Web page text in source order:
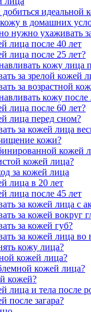
добиться идеальной
в домашних
нужно ухаживать
лица после 40 лет
лица после 25 лет?
кожу лица
за зрелой кожей
за возрастной
кожу после
лица после 60 лет?
лица перед сном?
за кожей лица
кожи?
кожей
кожей лица?
за кожей лица
лица в 20 лет
лица после 45 лет
за кожей лица с
за кожей вокруг
за кожей губ?
за кожей лица во
кожу лица?
кожей лица?
кожей лица?
кожей?
лица и тела после
после загара?